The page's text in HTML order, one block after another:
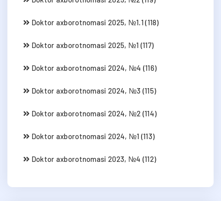
Doktor axborotnomasi 2025, №1.1 (118)
Doktor axborotnomasi 2025, №1 (117)
Doktor axborotnomasi 2024, №4 (116)
Doktor axborotnomasi 2024, №3 (115)
Doktor axborotnomasi 2024, №2 (114)
Doktor axborotnomasi 2024, №1 (113)
Doktor axborotnomasi 2023, №4 (112)